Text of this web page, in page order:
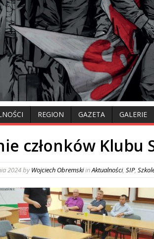
REGION GAZETA GALERIE
członków Klubu
2024byWojciech ObremskiinAktualności, SIP,